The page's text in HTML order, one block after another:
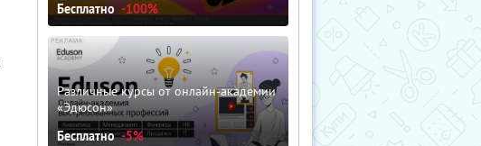
Бесплатно -100%
Различные курсы от онлайн-академии
«Эдюсон»
Бесплатно -5%